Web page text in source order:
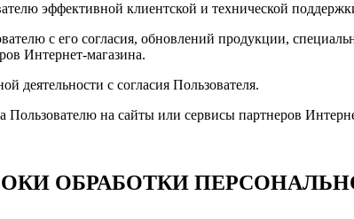
эффективной клиентской и технической
с его согласия, обновлений продукции,
Интернет-магазина.
деятельности с согласия Пользователя.
Пользователю на сайты или сервисы партнеров
ОБРАБОТКИ